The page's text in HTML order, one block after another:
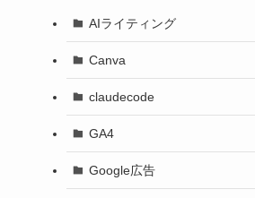
AIライティング
Canva
claudecode
GA4
Google広告